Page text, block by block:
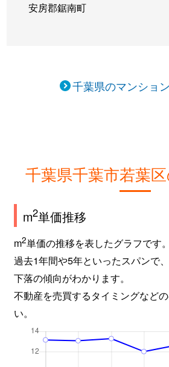
安房郡鋸南町
千葉県のマンショ
千葉県千葉市若葉
m2単価推移
m2単価の推移を表したグラフです。
過去1年間や5年といったスパンで
下落の傾向がわかります。
不動産を売買するタイミングなど
い。